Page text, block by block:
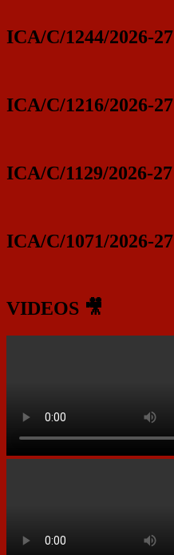
ICA/C/1244/2026-27
ICA/C/1216/2026-27
ICA/C/1129/2026-27
ICA/C/1071/2026-27
VIDEOS 🎥